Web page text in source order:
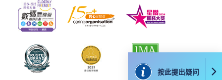
按此提出疑问
折